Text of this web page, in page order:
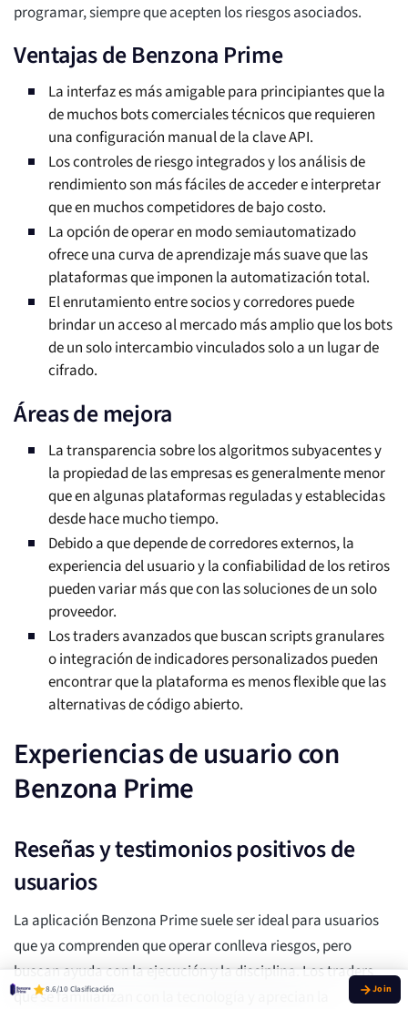
programar, siempre que acepten los riesgos asociados.
Ventajas de Benzona Prime
La interfaz es más amigable para principiantes que la
de muchos bots comerciales técnicos que requieren
una configuración manual de la clave API.
Los controles de riesgo integrados y los análisis de
rendimiento son más fáciles de acceder e interpretar
que en muchos competidores de bajo costo.
La opción de operar en modo semiautomatizado
ofrece una curva de aprendizaje más suave que las
plataformas que imponen la automatización total.
El enrutamiento entre socios y corredores puede
brindar un acceso al mercado más amplio que los bots
de un solo intercambio vinculados solo a un lugar de
cifrado.
Áreas de mejora
La transparencia sobre los algoritmos subyacentes y
la propiedad de las empresas es generalmente menor
que en algunas plataformas reguladas y establecidas
desde hace mucho tiempo.
Debido a que depende de corredores externos, la
experiencia del usuario y la confiabilidad de los retiros
pueden variar más que con las soluciones de un solo
proveedor.
Los traders avanzados que buscan scripts granulares
o integración de indicadores personalizados pueden
encontrar que la plataforma es menos flexible que las
alternativas de código abierto.
Experiencias de usuario con
Benzona Prime
Reseñas y testimonios positivos de
usuarios
La aplicación Benzona Prime suele ser ideal para usuarios
que ya comprenden que operar conlleva riesgos, pero
buscan ayuda con la ejecución y la disciplina. Los traders
que se familiarizan con la tecnología y aprecian la
8.6/10 Clasificación